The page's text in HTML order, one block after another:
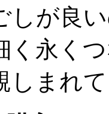
しが良
く永く
しまれ